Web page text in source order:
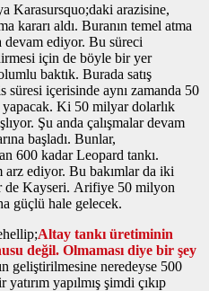
Karasursquo;daki arazisine,
kararı aldı. Buranın temel atma
ediyor. Bu süreci
için de böyle bir yer
baktık. Burada satış
süresi içerisinde aynı zamanda 50
yapacak. Ki 50 milyar dolarlık
Şu anda çalışmalar devam
başladı. Bunlar,
600 kadar Leopard tankı.
arz ediyor. Bu bakımlar da iki
de Kayseri. Arifiye 50 milyon
güçlü hale gelecek.
Altay tankı üretiminin
değil. Olmaması diye bir şey
geliştirilmesine neredeyse 500
yapılmış şimdi çıkıp